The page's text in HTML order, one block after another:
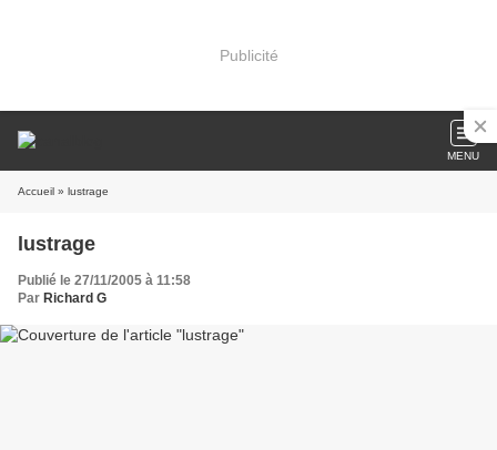
Publicité
MENU
Accueil » lustrage
lustrage
Publié le 27/11/2005 à 11:58
Par Richard G